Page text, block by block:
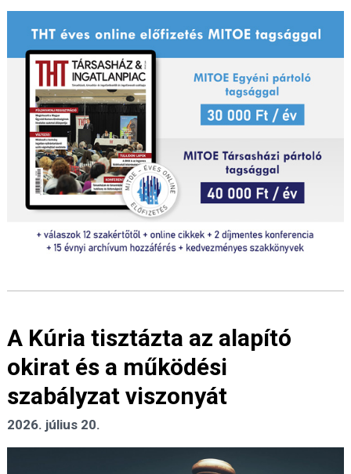
A Kúria tisztázta az alapító
okirat és a működési
szabályzat viszonyát
2026. július 20.